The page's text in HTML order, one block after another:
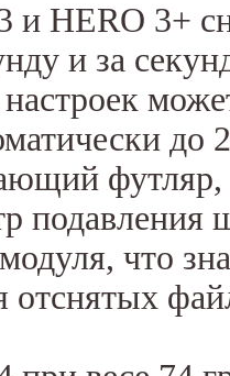
и HERO 3+
и за
до
подавления
что
отснятых